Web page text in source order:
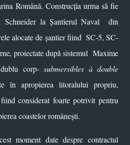
Română. Construcția urma să fie
Schneider la Șantierul Naval din
alocate de șantier fiind SC-5, SC-
proiectate după sistemul Maxime
corp-submersibles à double
în apropierea litoralului propriu,
considerat foarte potrivit pentru
coastelor românești.
moment date despre contractul